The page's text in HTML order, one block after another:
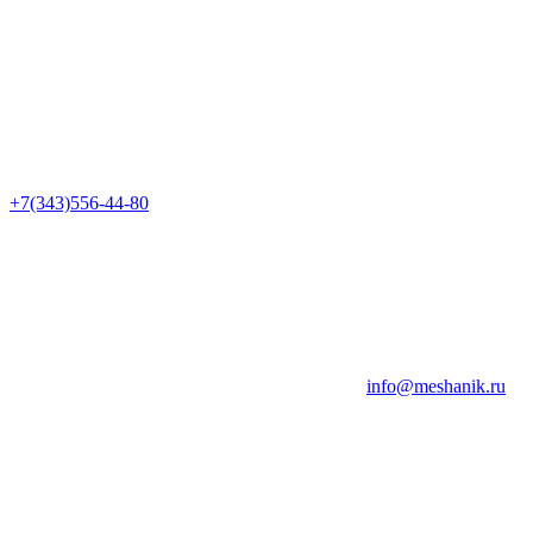
+7(343)556-44-80
info@meshanik.ru